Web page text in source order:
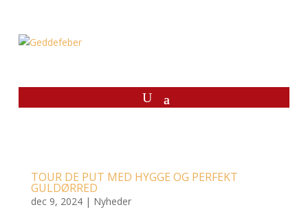
TOUR DE PUT MED HYGGE OG PERFEKT
GULDØRRED
dec 9, 2024| Nyheder